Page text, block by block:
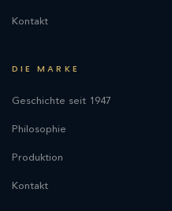
Kontakt
DIE MARKE
Geschichte seit 1947
Philosophie
Produktion
Kontakt